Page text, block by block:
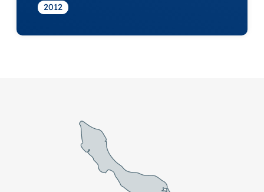
2012